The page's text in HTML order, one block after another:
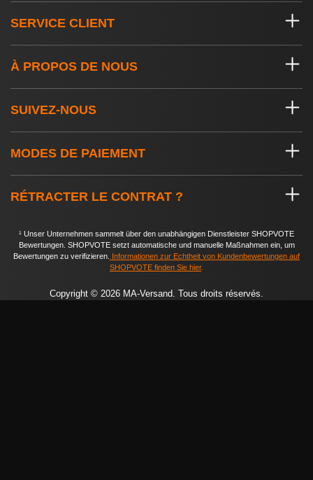
SERVICE CLIENT
À PROPOS DE NOUS
SUIVEZ-NOUS
MODES DE PAIEMENT
RÉTRACTER LE CONTRAT ?
¹ Unser Unternehmen sammelt über den unabhängigen Dienstleister SHOPVOTE
Bewertungen. SHOPVOTE setzt automatische und manuelle Maßnahmen ein, um
Bewertungen zu verifizieren. Informationen zur Echtheit von Kundenbewertungen auf
SHOPVOTE finden Sie hier.
Copyright © 2026 MA-Versand. Tous droits réservés.